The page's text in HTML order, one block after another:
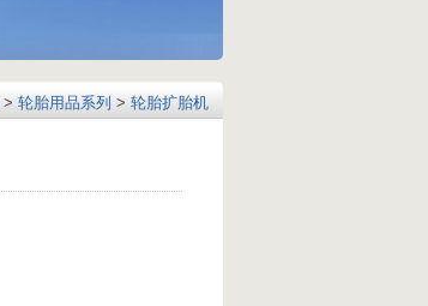
> 轮胎用品系列 > 轮胎扩胎机